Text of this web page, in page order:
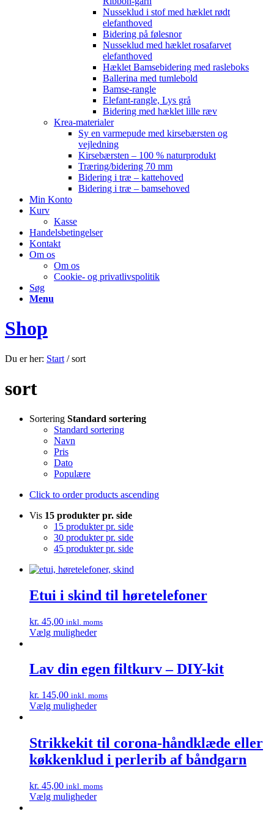
Nusseklud i stof med hæklet rødt
elefanthoved
Bidering på følesnor
Nusseklud med hæklet rosafarvet
elefanthoved
Hæklet Bamsebidering med rasleboks
Ballerina med tumlebold
Bamse-rangle
Elefant-rangle, Lys grå
Bidering med hæklet lille ræv
Krea-materialer
Sy en varmepude med kirsebærsten og
vejledning
Kirsebærsten – 100 % naturprodukt
Træring/bidering 70 mm
Bidering i træ – kattehoved
Bidering i træ – bamsehoved
Min Konto
Kurv
Kasse
Handelsbetingelser
Kontakt
Om os
Om os
Cookie- og privatlivspolitik
Søg
Menu
Shop
Du er her: Start / sort
sort
Sortering Standard sortering
Standard sortering
Navn
Pris
Dato
Populære
Click to order products ascending
Vis 15 produkter pr. side
15 produkter pr. side
30 produkter pr. side
45 produkter pr. side
Etui i skind til høretelefoner
kr. 45,00 inkl. moms
Vælg mulighederDette
flere
varianter.
kan
vælges
Lav din egen filtkurv – DIY-kit
kr. 145,00 inkl. moms
Vælg mulighederDette
flere
varianter.
Mulighederne
på
varesiden
Strikkekit til corona-håndklæde eller
køkkenklud i perlerib af båndgarn
kr. 45,00 inkl. moms
Vælg mulighederDette